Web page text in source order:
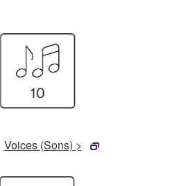
Voices (Sons) >